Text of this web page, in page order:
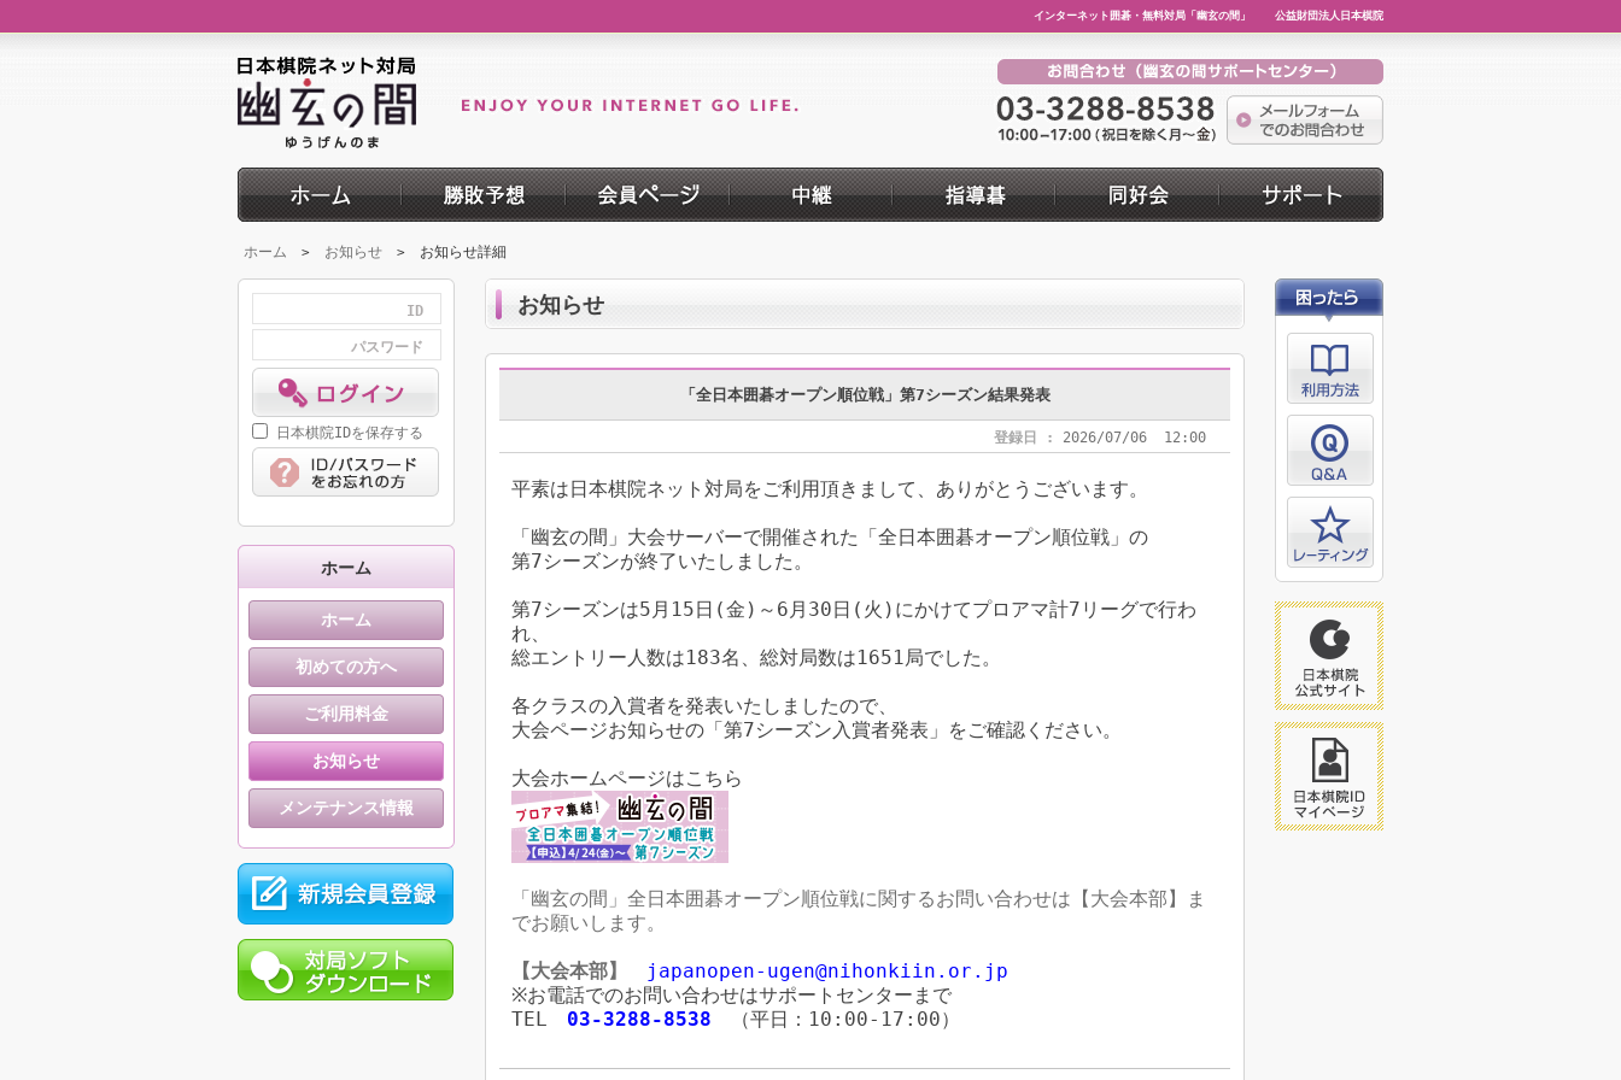
インターネット囲碁・無料対局「幽玄の間」 公益財団法人日本棋院
ホーム > お知らせ > お知らせ詳細
ID
パスワード
日本棋院IDを保存する
ホーム
ホーム
初めての方へ
ご利用料金
お知らせ
メンテナンス情報
お知らせ
「全日本囲碁オープン順位戦」第7シーズン結果発表
登録日 : 2026/07/06 12:00
平素は日本棋院ネット対局をご利用頂きまして、ありがとうございます。
「幽玄の間」大会サーバーで開催された「全日本囲碁オープン順位戦」の
第7シーズンが終了いたしました。
第7シーズンは5月15日(金)～6月30日(火)にかけてプロアマ計7リーグで行わ
れ、
総エントリー人数は183名、総対局数は1651局でした。
各クラスの入賞者を発表いたしましたので、
大会ページお知らせの「第7シーズン入賞者発表」をご確認ください。
大会ホームページはこちら
「幽玄の間」全日本囲碁オープン順位戦に関するお問い合わせは【大会本部】ま
でお願いします。
【大会本部】
japanopen-ugen@nihonkiin.or.jp
※お電話でのお問い合わせはサポートセンターまで
TEL 03-3288-8538 （平日：10:00-17:00）